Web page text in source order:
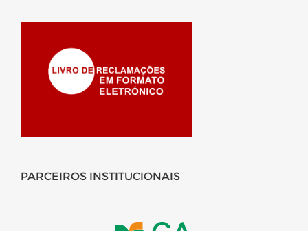
PARCEIROS INSTITUCIONAIS